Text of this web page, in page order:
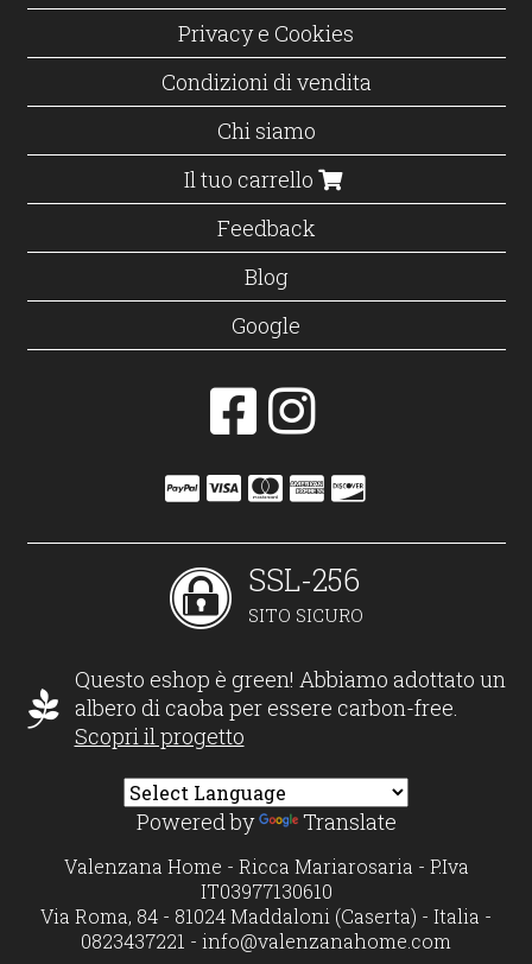
Privacy e Cookies
Condizioni di vendita
Chi siamo
Il tuo carrello
Feedback
Blog
Google
SSL-256
SITO SICURO
Questo eshop è green! Abbiamo adottato un
albero di caoba per essere carbon-free.
Scopri il progetto
Powered by Translate
Valenzana Home - Ricca Mariarosaria - P.Iva
IT03977130610
Via Roma, 84 - 81024 Maddaloni (Caserta) - Italia -
0823437221 - info@valenzanahome.com